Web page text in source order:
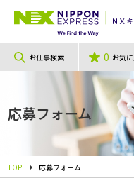
お仕事検索 0 お気
応募フォーム
TOP 応募フォーム